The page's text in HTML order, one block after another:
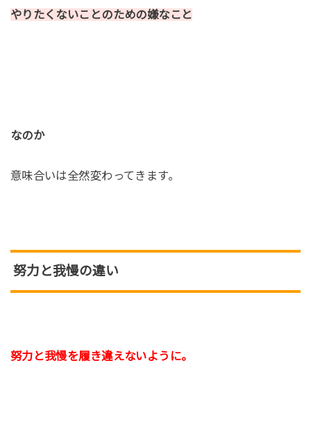
やりたくないことのための嫌なこと
なのか
意味合いは全然変わってきます。
努力と我慢の違い
努力と我慢を履き違えないように。